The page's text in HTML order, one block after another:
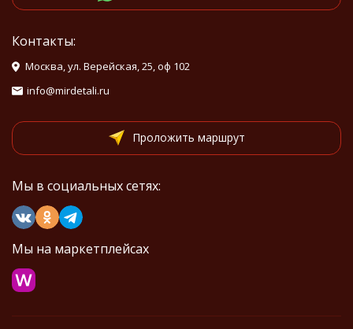
Контакты:
Москва, ул. Верейская, 25, оф 102
info@mirdetali.ru
Проложить маршрут
Мы в социальных сетях:
Мы на маркетплейсах